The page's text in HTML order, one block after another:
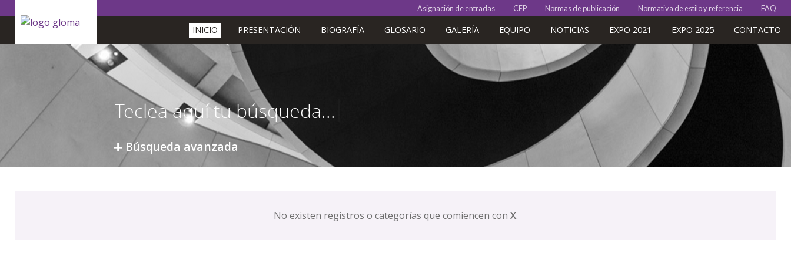
Asignación de entradas CFP Normas de publicación Normativa de estilo y referencia FAQ
INICIO PRESENTACIÓN BIOGRAFÍA GLOSARIO GALERÍA EQUIPO NOTICIAS EXPO 2021 EXPO 2025 CONTACTO
Búsqueda avanzada
No existen registros o categorías que comiencen con X.